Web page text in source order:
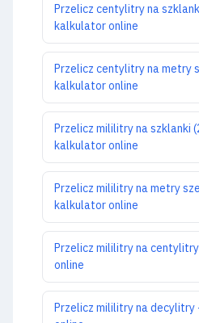
Przelicz centylitry na
kalkulator online
Przelicz centylitry na metry
kalkulator online
Przelicz mililitry na szklanki
kalkulator online
Przelicz mililitry na metry
kalkulator online
Przelicz mililitry na
online
Przelicz mililitry na